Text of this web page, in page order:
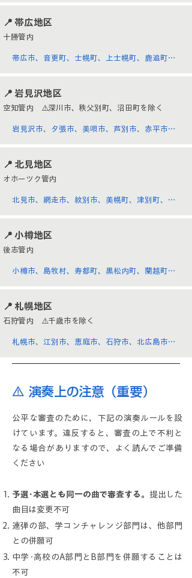
部町、江差町、上ノ国町、厚沢部町、乙部町、
奥尻町、今金町、せたな町
​📍 帯広地区
十勝管内
帯広市、音更町、士幌町、上士幌町、鹿追町、
大樹町、広尾町、幕別町、池田町、豊頃町、本
別町、足寄町、陸別町、浦幌町
​📍 岩見沢地区
空知管内 ⚠️深川市、秩父別町、沼田町を除く
岩見沢市、夕張市、美唄市、芦別市、赤平市、
奈井江町、上砂川町、由仁町、長沼町、栗山
町、月形町、浦臼町、新十津川町、妹背牛町、
​📍 北見地区
オホーツク管内
北見市、網走市、紋別市、美幌町、津別町、斜
佐呂間町、遠軽町、湧別町、滝上町、興部町、
西興部村、雄武町、大空町
​📍 小樽地区
後志管内
小樽市、島牧村、寿都町、黒松内町、蘭越町、
町、倶知安町、共和町、岩内町、泊村、神恵内
村、積丹町、古平町、仁木町、余市町、赤井川
​📍 札幌地区
石狩管内 ⚠️千歳市を除く
札幌市、江別市、恵庭市、石狩市、北広島市、
⚠️ 演奏上の注意（重要）
公平な審査のために、下記の演奏ルールを設
けています。違反すると、審査の上で不利と
なる場合がありますので、よく読んでご準備
ください
予選･本選とも同一の曲で審査する。 提出した
曲目は変更不可
連弾の部、学コンチャレンジ部門は、他部門
との併願可
中学･高校のA部門とB部門を併願することは
不可